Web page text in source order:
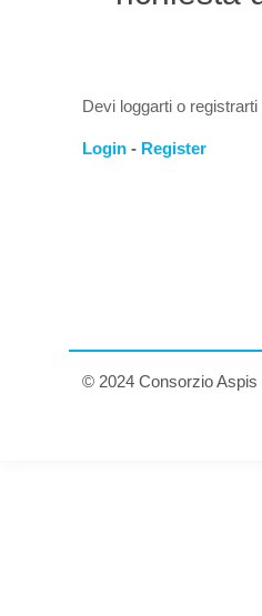
Devi loggarti o
Login - Register
© 2024 Consorzio Aspis